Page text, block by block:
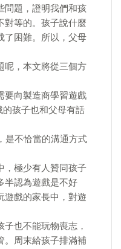
問題，證明我們和孩
對等的。孩子說什麼
了困難。所以，父母
呢，本文將從三個方
要向製造商學習遊戲
孩子也和父母有話
是不恰當的溝通方式
，極少有人贊同孩子
半認為遊戲是不好
遊戲的家長中，對遊
也不能玩物喪志，
。周末給孩子排滿補